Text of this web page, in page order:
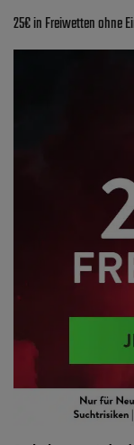
25€ in Freiwetten ohne